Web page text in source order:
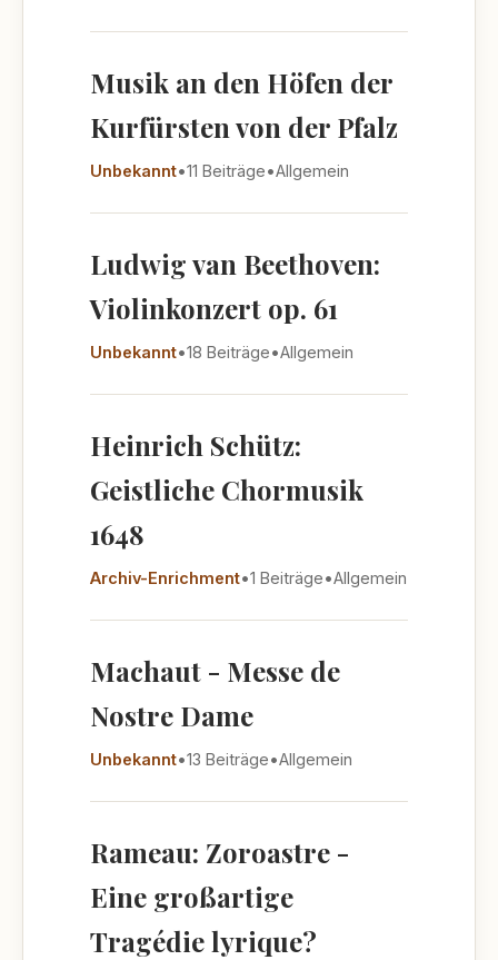
Musik an den Höfen der
Kurfürsten von der Pfalz
Unbekannt•11 Beiträge•Allgemein
Ludwig van Beethoven:
Violinkonzert op. 61
Unbekannt•18 Beiträge•Allgemein
Heinrich Schütz:
Geistliche Chormusik
1648
Archiv-Enrichment•1 Beiträge•Allgemein
Machaut - Messe de
Nostre Dame
Unbekannt•13 Beiträge•Allgemein
Rameau: Zoroastre -
Eine großartige
Tragédie lyrique?